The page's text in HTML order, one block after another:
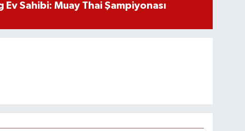
Ev Sahibi: Muay Thai Şampiyonası